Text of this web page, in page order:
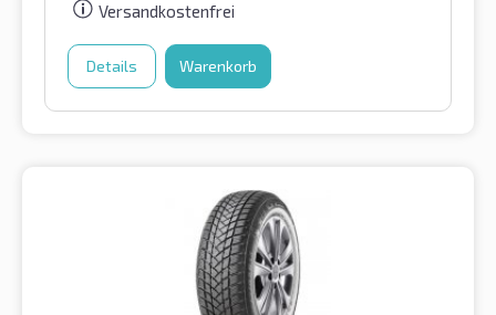
Versandkostenfrei
Details Warenkorb